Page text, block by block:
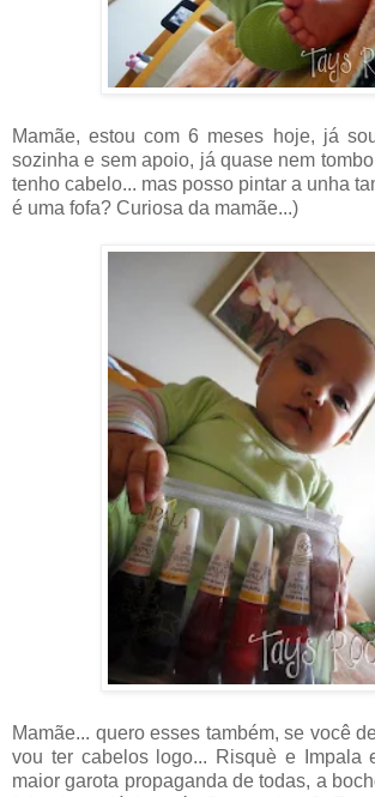
Mamãe, estou com 6 meses hoje, já
sozinha e sem apoio, já quase nem
tenho cabelo... mas posso pintar a unha
é uma fofa? Curiosa da mamãe...)
Mamãe... quero esses também, se você
vou ter cabelos logo... Risquè e Impala
maior garota propaganda de todas, a